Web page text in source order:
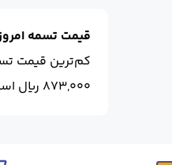
قیمت تسمه
کم‌ترین قیمت
873,000 ریال است.